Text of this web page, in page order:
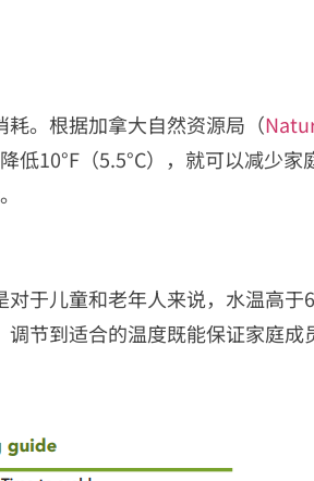
。根据加拿大自然资源局（
低10°F（5.5°C），就可以减少家
于儿童和老年人来说，水温高于
节到适合的温度既能保证家庭成